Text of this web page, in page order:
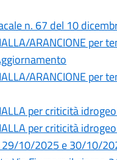
n. 67 del 10
ARANCIONE per
ARANCIONE per
per criticità
per criticità
29/10/2025 e 30/10/